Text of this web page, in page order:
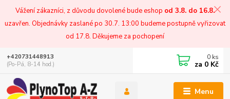
Vážení zákazníci, z důvodu dovolené bude eshop od 3.8. do 16.8.
uzavřen. Objednávky zaslané po 30.7. 13:00 budeme postupně vyřizovat
od 17.8. Děkujeme za pochopení
Menu
+420731448913
(Po-Pá, 8-14 hod.)
0 ks
za 0 Kč